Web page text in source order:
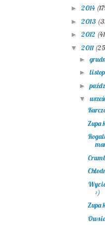
► 2014
► 2013
► 2012
▼ 2011
►
►
►
▼
Zupa
:)
Zupa